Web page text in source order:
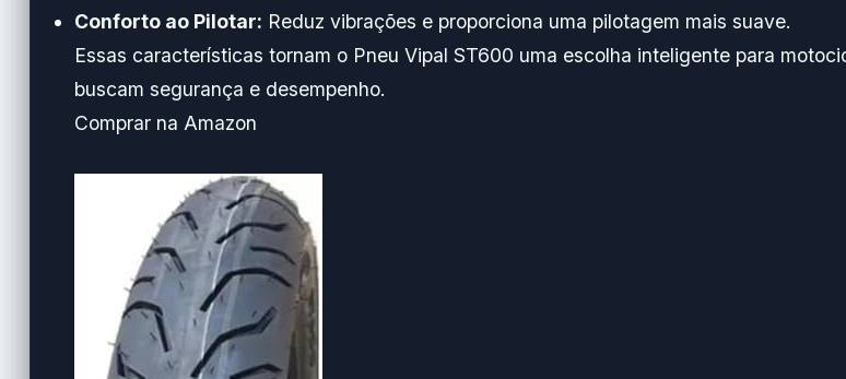
Conforto ao Pilotar: Reduz vibrações e proporciona uma pilotagem mais suave.
Essas características tornam o Pneu Vipal ST600 uma escolha inteligente para
buscam segurança e desempenho.
Comprar na Amazon